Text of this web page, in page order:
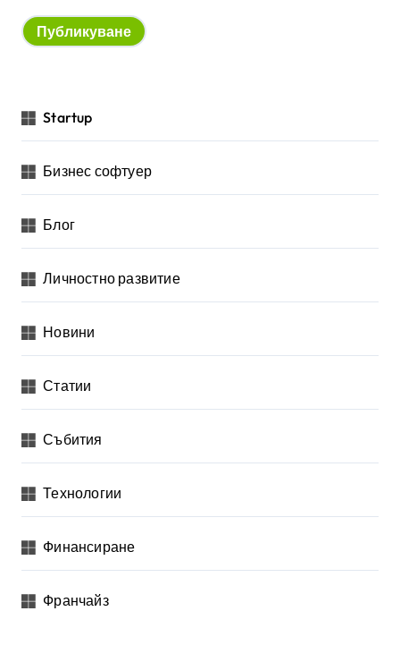
Startup
Бизнес софтуер
Блог
Личностно развитие
Новини
Статии
Събития
Технологии
Финансиране
Франчайз